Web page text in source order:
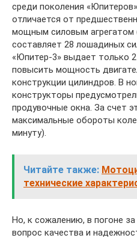
среди поколения
отличается от
мощным силовым
составляет 28 лошадиных
«Юпитер-3» выдает только
повысить мощность
конструкции цилиндров. В
конструкторы
продувочные окна. За счет
максимальные обороты
минуту).
Читайте также:
технические
Но, к сожалению, в погоне
вопрос качества и